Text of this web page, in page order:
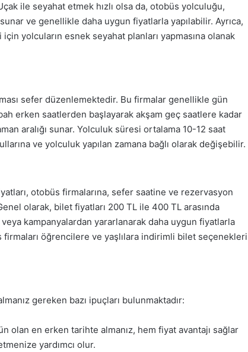
ile seyahat etmek hızlı olsa da, otobüs yolculuğu,
ve genellikle daha uygun fiyatlarla yapılabilir. Ayrıca,
yolcuların esnek seyahat planları yapmasına olanak
sefer düzenlemektedir. Bu firmalar genellikle gün
erken saatlerden başlayarak akşam geç saatlere kadar
aralığı sunar. Yolculuk süresi ortalama 10-12 saat
ve yolculuk yapılan zamana bağlı olarak değişebilir.
otobüs firmalarına, sefer saatine ve rezervasyon
olarak, bilet fiyatları 200 TL ile 400 TL arasında
kampanyalardan yararlanarak daha uygun fiyatlarla
firmaları öğrencilere ve yaşlılara indirimli bilet seçenekleri
gereken bazı ipuçları bulunmaktadır:
olan en erken tarihte almanız, hem fiyat avantajı sağlar
yardımcı olur.